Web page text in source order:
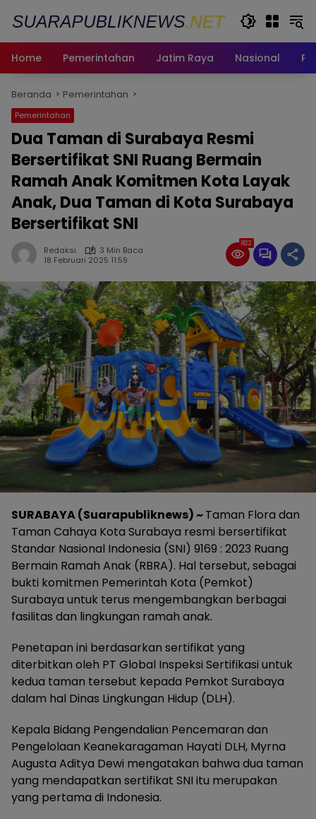
Home
Pemerintahan Jatim Raya Nasional
Beranda Pemerintahan
Pemerintahan
Dua Taman di Surabaya Resmi
Bersertifikat SNI Ruang Bermain
Ramah Anak Komitmen Kota Layak
Anak, Dua Taman di Kota Surabaya
Bersertifikat SNI
Redaksi
3 Min Baca
18 Februari 2025 11:59
822
SURABAYA (Suarapubliknews) ~Taman Flora dan
Taman Cahaya Kota Surabaya resmi bersertifikat
Standar Nasional Indonesia (SNI) 9169 : 2023 Ruang
Bermain Ramah Anak (RBRA). Hal tersebut, sebagai
bukti komitmen Pemerintah Kota (Pemkot)
Surabaya untuk terus mengembangkan berbagai
fasilitas dan lingkungan ramah anak.
Penetapan ini berdasarkan sertifikat yang
diterbitkan oleh PT Global Inspeksi Sertifikasi untuk
kedua taman tersebut kepada Pemkot Surabaya
dalam hal Dinas Lingkungan Hidup (DLH).
Kepala Bidang Pengendalian Pencemaran dan
Pengelolaan Keanekaragaman Hayati DLH, Myrna
Augusta Aditya Dewi mengatakan bahwa dua taman
yang mendapatkan sertifikat SNI itu merupakan
yang pertama di Indonesia.